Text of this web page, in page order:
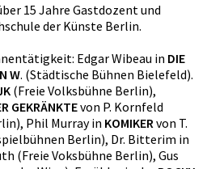
15 Jahre Gastdozent und
der Künste Berlin.
Edgar Wibeau in DIE
W. (Städtische Bühnen Bielefeld).
(Freie Volksbühne Berlin),
GEKRÄNKTEvon P. Kornfeld
Phil Murray in KOMIKER von T.
Berlin), Dr. Bitterim in
(Freie Voksbühne Berlin), Gus